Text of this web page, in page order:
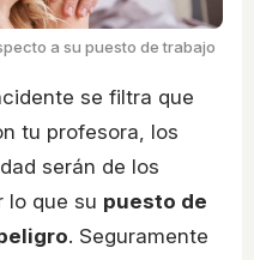
a su puesto de trabajo
se filtra que
tu profesora, los
serán de los
lo que su puesto de
. Seguramente